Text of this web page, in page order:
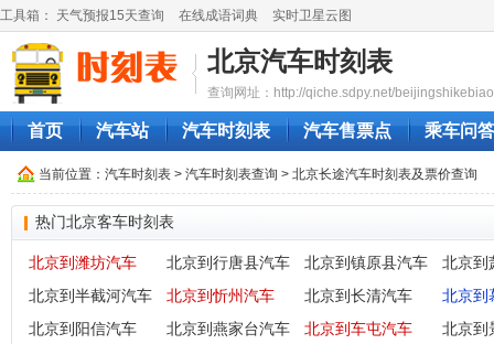
工具箱： 天气预报15天查询 在线成语词典 实时卫星云图
北京汽车时刻表
查询网址：http://qiche.sdpy.net/
首页 汽车站 汽车时刻表 汽车售票点 乘车问答
当前位置： 汽车时刻表 > 汽车时刻表查询 > 北京长途汽车时刻表及票价查询
热门北京客车时刻表
北京到潍坊汽车 北京到行唐县汽车 北京到镇原县汽车
北京到
北京到半截河汽车
北京到忻州汽车 北京到长清汽车
北京到
北京到阳信汽车
北京到燕家台汽车 北京到车屯汽车
北京到